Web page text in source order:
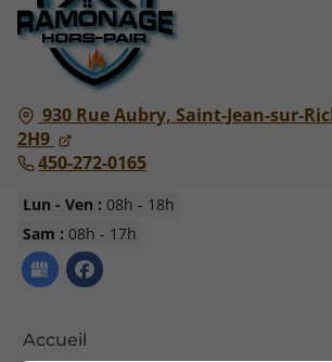
930 Rue Aubry, Saint-Jean-sur-
2H9
450-272-0165
Lun - Ven : 08h - 18h
Sam : 08h - 17h
Accueil